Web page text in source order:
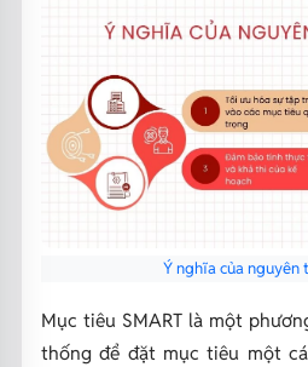
Ý nghĩa của nguyên
Mục tiêu SMART là một
thống để đặt mục tiêu một